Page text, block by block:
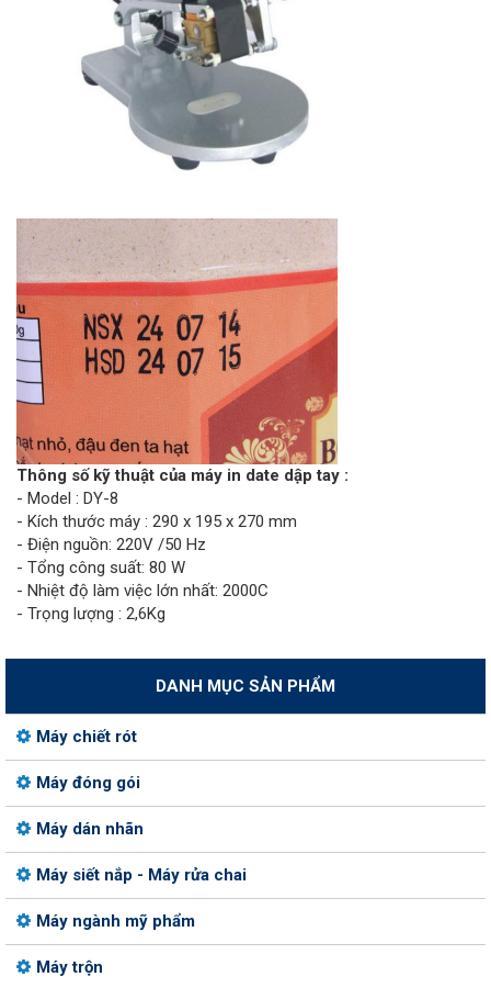
Thông số kỹ thuật của máy in date dập tay :
- Model : DY-8
- Kích thước máy : 290 x 195 x 270 mm
- Điện nguồn: 220V /50 Hz
- Tổng công suất: 80 W
- Nhiệt độ làm việc lớn nhất: 2000C
- Trọng lượng : 2,6Kg
DANH MỤC SẢN PHẨM
Máy chiết rót
Máy đóng gói
Máy dán nhãn
Máy siết nắp - Máy rửa chai
Máy ngành mỹ phẩm
Máy trộn